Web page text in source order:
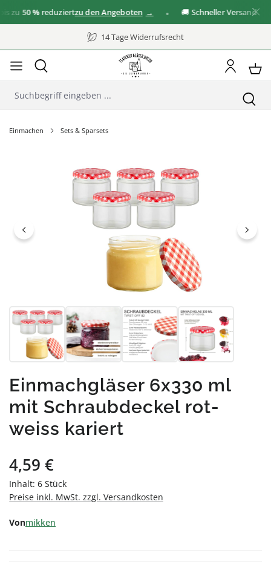
50 % reduziertzu den Angeboten 🚚 Schneller Versand
14 Tage Widerrufsrecht
Einmachen Sets & Sparsets
Bildergalerie überspringen
Einmachgläser 6x330 ml
mit Schraubdeckel rot-
weiss kariert
Regulärer Preis:
4,59 €
Inhalt: 6 Stück
Preise inkl. MwSt. zzgl. Versandkosten
Vonmikken